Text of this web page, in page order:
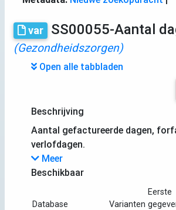
var SS00055-Aantal
(Gezondheidszorgen)
Open alle tabbladen
Beschrijving
Aantal gefactureerde dagen,
verlofdagen.
Meer
Beschikbaar
Database Varianten
Eerste